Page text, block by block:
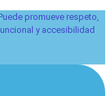
promueve respeto,
y accesibilidad